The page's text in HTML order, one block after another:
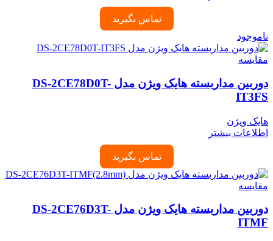
تماس بگیرید
ناموجود
مقایسه
دوربین مداربسته هایک ویژن مدل DS-2CE78D0T-
IT3FS
هایک ویژن
اطلاعات بیشتر
تماس بگیرید
مقایسه
دوربین مداربسته هایک ویژن مدل DS-2CE76D3T-
ITMF